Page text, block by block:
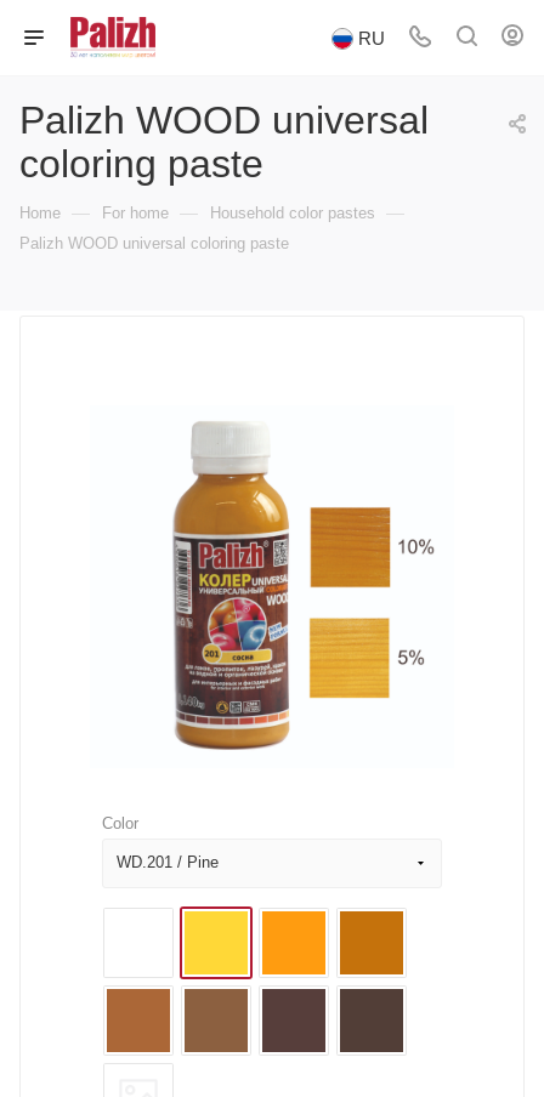
RU
Palizh WOOD universal
coloring paste
Home — For home — Household color pastes —
Palizh WOOD universal coloring paste
Color
WD.201 / Pine